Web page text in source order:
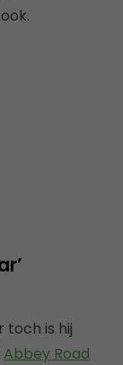
toch is hij
Abbey Road